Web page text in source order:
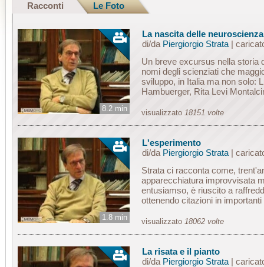
Racconti Le Foto
8.2 min
La nascita delle
di/da Piergiorgio Strata|
Un breve excursus nella storia
nomi degli scienziati che
sviluppo, in Italia ma non solo:
Hambuerger, Rita Levi
visualizzato 18151 volte
1.8 min
L'esperimento
di/da Piergiorgio Strata|
Strata ci racconta come,
apparecchiatura improvvisata
entusiamso, è riuscito a
ottenendo citazioni in
visualizzato 18062 volte
La risata e il pianto
di/da Piergiorgio Strata|